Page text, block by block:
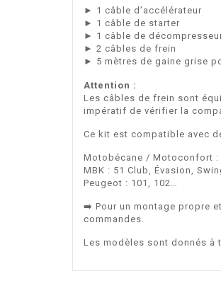
► 1 câble d’accélérateur
► 1 câble de starter
► 1 câble de
► 2 câbles de frein
► 5 mètres de gaine grise
Attention :
Les câbles de frein sont
impératif de vérifier la
Ce kit est compatible avec
Motobécane / Motoconfort :
MBK : 51 Club, Évasion,
Peugeot : 101, 102…
➡️ Pour un montage propre
commandes.
Les modèles sont donnés à